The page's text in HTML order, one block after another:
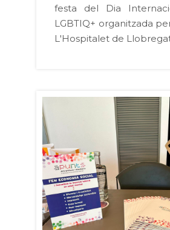
festa del Dia
LGBTIQ+ organitzada
L'Hospitalet de